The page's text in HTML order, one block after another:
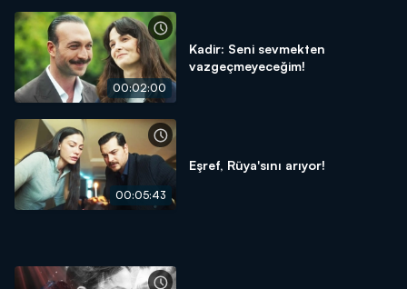
00:02:00
Kadir: Seni sevmekten
vazgeçmeyeceğim!
00:05:43
Eşref, Rüya'sını arıyor!